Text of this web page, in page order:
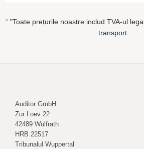
* "Toate prețurile noastre includ TVA-ul
transport
Auditor GmbH
Zur Loev 22
42489 Wülfrath
HRB 22517
Tribunalul Wuppertal